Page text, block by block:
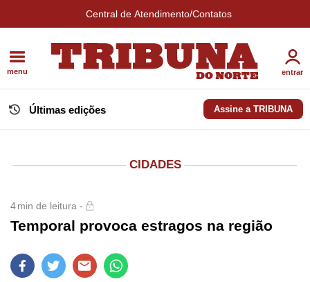
Central de Atendimento/Contatos
menu entrar
Últimas edições Assine a TRIBUNA
CIDADES
4min de leitura -
Temporal provoca estragos na região